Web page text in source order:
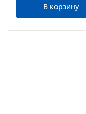
В корзину